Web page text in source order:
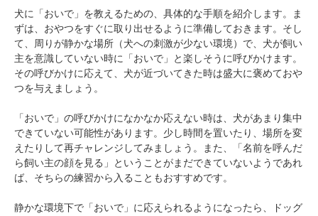
犬に「おいで」を教えるための、具体的な手順を紹介します。ま
ずは、おやつをすぐに取り出せるように準備しておきます。そし
て、周りが静かな場所（犬への刺激が少ない環境）で、犬が飼い
主を意識していない時に「おいで」と楽しそうに呼びかけます。
その呼びかけに応えて、犬が近づいてきた時は盛大に褒めておや
つを与えましょう。
「おいで」の呼びかけになかなか応えない時は、犬があまり集中
できていない可能性があります。少し時間を置いたり、場所を変
えたりして再チャレンジしてみましょう。また、「名前を呼んだ
ら飼い主の顔を見る」ということがまだできていないようであれ
ば、そちらの練習から入ることもおすすめです。
静かな環境下で「おいで」に応えられるようになったら、ドッグ